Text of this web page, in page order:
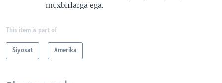
muxbirlarga ega.
This item is part of
Siyosat Amerika